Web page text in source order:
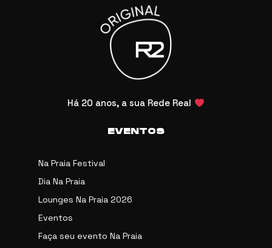
Há 20 anos, a sua Rede Real
EVENTOS
Na Praia Festival
Dia Na Praia
Lounges Na Praia 2026
Eventos
Faça seu evento Na Praia